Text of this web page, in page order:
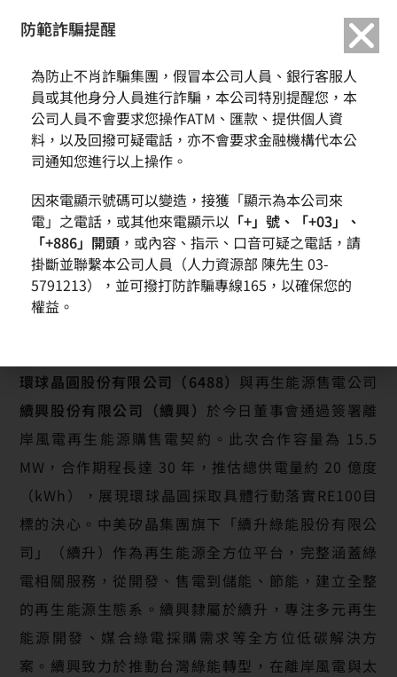
環球晶圓與綠電公司續興簽署離岸風電購售電契約 加速綠色轉
型行動力
環球晶圓股份有限公司（6488） 與再生能源售電公司
續興股份有限公司（續興） 於今日董事會通過簽署離
岸風電再生能源購售電契約。此次合作容量為 15.5
MW，合作期程長達 30 年，推估總供電量約 20 億度
（kWh），展現環球晶圓採取具體行動落實RE100目
標的決心。中美矽晶集團旗下「續升綠能股份有限公
司」（續升）作為再生能源全方位平台，完整涵蓋綠
電相關服務，從開發、售電到儲能、節能，建立全整
的再生能源生態系。續興隸屬於續升，專注多元再生
能源開發、媒合綠電採購需求等全方位低碳解決方
案。續興致力於推動台灣綠能轉型，在離岸風電與太
防範詐騙提醒
為防止不肖詐騙集團，假冒本公司人員、銀行客服人
員或其他身分人員進行詐騙，本公司特別提醒您，本
公司人員不會要求您操作ATM、匯款、提供個人資
料，以及回撥可疑電話，亦不會要求金融機構代本公
司通知您進行以上操作。
因來電顯示號碼可以變造，接獲「顯示為本公司來
電」之電話，或其他來電顯示以 「+」號、「+03」、
「+886」開頭 ，或內容、指示、口音可疑之電話，請
掛斷並聯繫本公司人員（人力資源部 陳先生 03-
5791213），並可撥打防詐騙專線165，以確保您的
權益。